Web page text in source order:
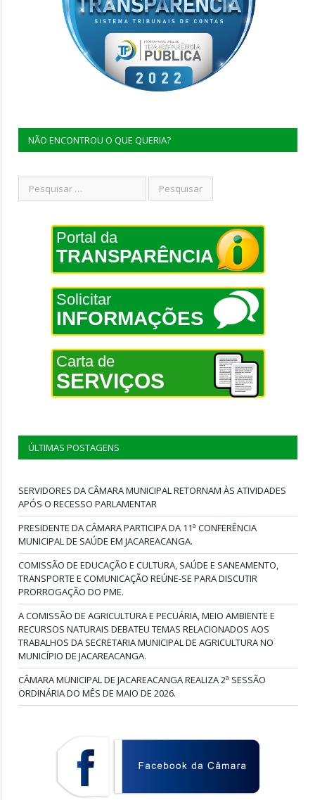
NÃO ENCONTROU O QUE QUERIA?
Portal da
TRANSPARÊNCIA
Solicitar
INFORMAÇÕES
Carta de
SERVIÇOS
ÚLTIMAS POSTAGENS
SERVIDORES DA CÂMARA MUNICIPAL RETORNAM ÀS ATIVIDADES
APÓS O RECESSO PARLAMENTAR
PRESIDENTE DA CÂMARA PARTICIPA DA 11ª CONFERÊNCIA
MUNICIPAL DE SAÚDE EM JACAREACANGA.
COMISSÃO DE EDUCAÇÃO E CULTURA, SAÚDE E SANEAMENTO,
TRANSPORTE E COMUNICAÇÃO REÚNE-SE PARA DISCUTIR
PRORROGAÇÃO DO PME.
A COMISSÃO DE AGRICULTURA E PECUÁRIA, MEIO AMBIENTE E
RECURSOS NATURAIS DEBATEU TEMAS RELACIONADOS AOS
TRABALHOS DA SECRETARIA MUNICIPAL DE AGRICULTURA NO
MUNICÍPIO DE JACAREACANGA.
CÂMARA MUNICIPAL DE JACAREACANGA REALIZA 2ª SESSÃO
ORDINÁRIA DO MÊS DE MAIO DE 2026.